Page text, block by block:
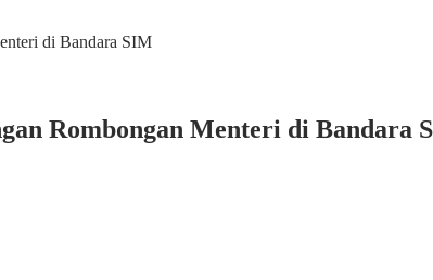
di Bandara SIM
Rombongan Menteri di Bandara